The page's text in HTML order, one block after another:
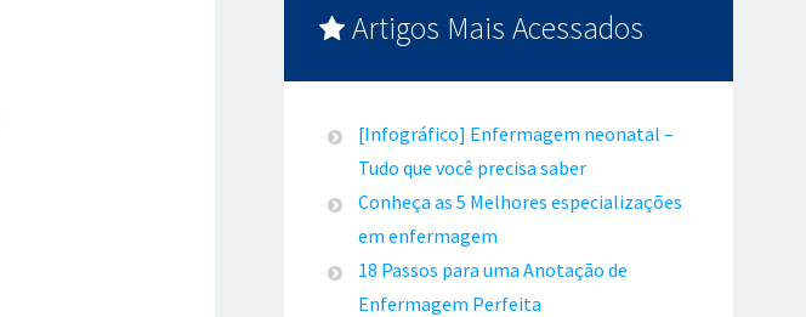
Artigos Mais Acessados
[Infográfico] Enfermagem neonatal –
Tudo que você precisa saber
Conheça as 5 Melhores especializações
em enfermagem
18 Passos para uma Anotação de
Enfermagem Perfeita